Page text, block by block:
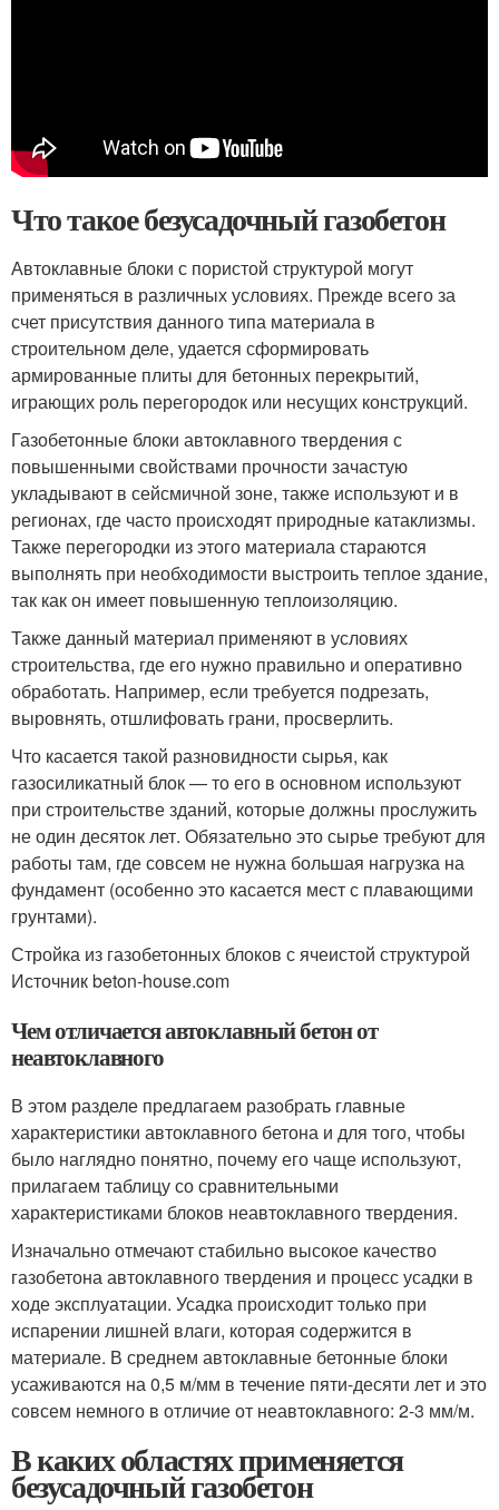
Что такое безусадочный газобетон
Автоклавные блоки с пористой структурой могут
применяться в различных условиях. Прежде всего за
счет присутствия данного типа материала в
строительном деле, удается сформировать
армированные плиты для бетонных перекрытий,
играющих роль перегородок или несущих конструкций.
Газобетонные блоки автоклавного твердения с
повышенными свойствами прочности зачастую
укладывают в сейсмичной зоне, также используют и в
регионах, где часто происходят природные катаклизмы.
Также перегородки из этого материала стараются
выполнять при необходимости выстроить теплое здание,
так как он имеет повышенную теплоизоляцию.
Также данный материал применяют в условиях
строительства, где его нужно правильно и оперативно
обработать. Например, если требуется подрезать,
выровнять, отшлифовать грани, просверлить.
Что касается такой разновидности сырья, как
газосиликатный блок — то его в основном используют
при строительстве зданий, которые должны прослужить
не один десяток лет. Обязательно это сырье требуют для
работы там, где совсем не нужна большая нагрузка на
фундамент (особенно это касается мест с плавающими
грунтами).
Стройка из газобетонных блоков с ячеистой структурой
Источник beton-house.com
Чем отличается автоклавный бетон от
неавтоклавного
В этом разделе предлагаем разобрать главные
характеристики автоклавного бетона и для того, чтобы
было наглядно понятно, почему его чаще используют,
прилагаем таблицу со сравнительными
характеристиками блоков неавтоклавного твердения.
Изначально отмечают стабильно высокое качество
газобетона автоклавного твердения и процесс усадки в
ходе эксплуатации. Усадка происходит только при
испарении лишней влаги, которая содержится в
материале. В среднем автоклавные бетонные блоки
усаживаются на 0,5 м/мм в течение пяти-десяти лет и это
совсем немного в отличие от неавтоклавного: 2-3 мм/м.
В каких областях применяется
безусадочный газобетон